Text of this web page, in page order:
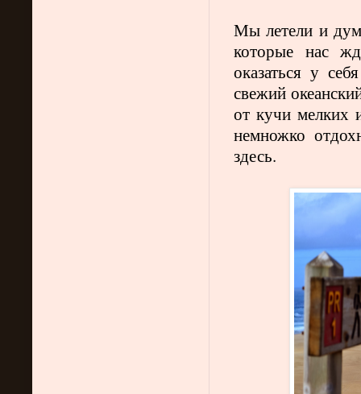
Мы летели и
которые нас
оказаться у
свежий
от кучи мелких
немножко
здесь.